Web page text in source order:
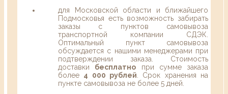
для Московской области и ближайшего
Подмосковья есть возможность забирать
заказы с пунктов самовывоза
транспортной компании СДЭК.
Оптимальный пункт самовывоза
обсуждается с нашими менеджерами при
подтверждении заказа. Стоимость
доставки бесплатно при сумме заказа
более 4 000 рублей . Срок хранения на
пункте самовывоза не более 5 дней.